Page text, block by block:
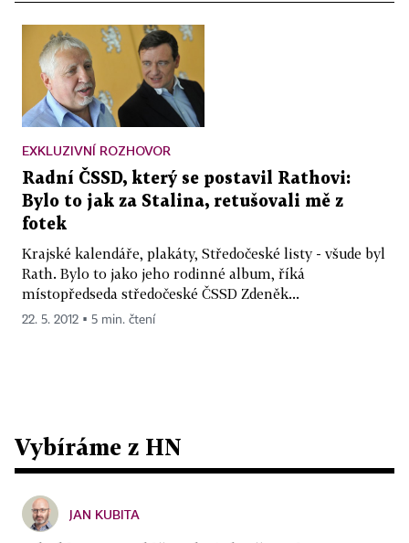
EXKLUZIVNÍ ROZHOVOR
Radní ČSSD, který se postavil Rathovi:
Bylo to jak za Stalina, retušovali mě z
fotek
Krajské kalendáře, plakáty, Středočeské listy - všude byl
Rath. Bylo to jako jeho rodinné album, říká
místopředseda středočeské ČSSD Zdeněk...
22. 5. 2012 ▪ 5 min. čtení
Vybíráme z HN
JAN KUBITA